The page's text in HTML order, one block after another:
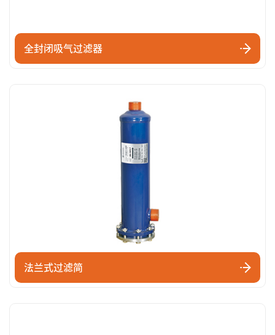
全封闭吸气过滤器
法兰式过滤简